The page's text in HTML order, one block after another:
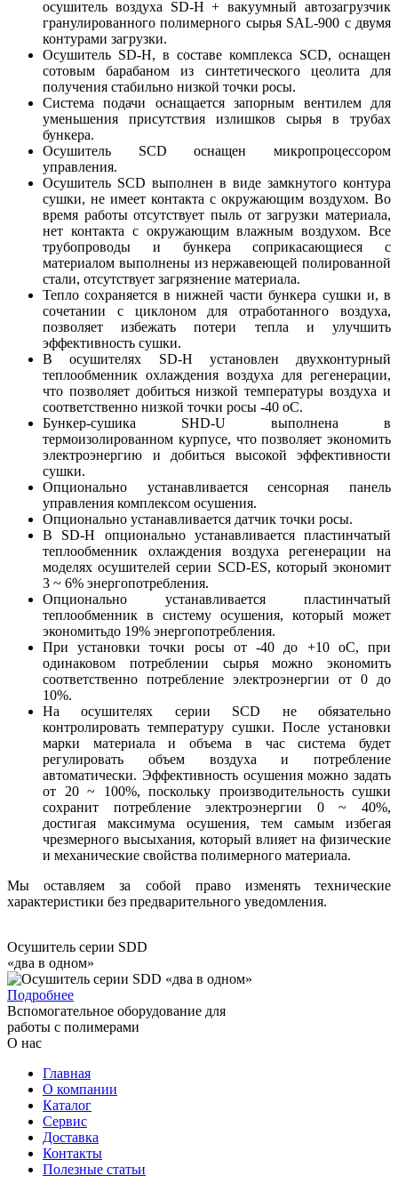
осушитель воздуха SD-H + вакуумный автозагрузчик
гранулированного полимерного сырья SAL-900 с двумя
контурами загрузки.
Осушитель SD-H, в составе комплекса SCD, оснащен
сотовым барабаном из синтетического цеолита для
получения стабильно низкой точки росы.
Система подачи оснащается запорным вентилем для
уменьшения присутствия излишков сырья в трубах
бункера.
Осушитель SCD оснащен микропроцессором
управления.
Осушитель SCD выполнен в виде замкнутого контура
сушки, не имеет контакта с окружающим воздухом. Во
время работы отсутствует пыль от загрузки материала,
нет контакта с окружающим влажным воздухом. Все
трубопроводы и бункера соприкасающиеся с
материалом выполнены из нержавеющей полированной
стали, отсутствует загрязнение материала.
Тепло сохраняется в нижней части бункера сушки и, в
сочетании с циклоном для отработанного воздуха,
позволяет избежать потери тепла и улучшить
эффективность сушки.
В осушителях SD-H установлен двухконтурный
теплообменник охлаждения воздуха для регенерации,
что позволяет добиться низкой температуры воздуха и
соответственно низкой точки росы -40 оС.
Бункер-сушика SHD-U выполнена в
термоизолированном курпусе, что позволяет экономить
электроэнергию и добиться высокой эффективности
сушки.
Опционально устанавливается сенсорная панель
управления комплексом осушения.
Опционально устанавливается датчик точки росы.
В SD-H опционально устанавливается пластинчатый
теплообменник охлаждения воздуха регенерации на
моделях осушителей серии SCD-ES, который экономит
3 ~ 6% энергопотребления.
Опционально устанавливается пластинчатый
теплообменник в систему осушения, который может
экономитьдо 19% энергопотребления.
При установки точки росы от -40 до +10 оС, при
одинаковом потреблении сырья можно экономить
соответственно потребление электроэнергии от 0 до
10%.
На осушителях серии SCD не обязательно
контролировать температуру сушки. После установки
марки материала и объема в час система будет
регулировать объем воздуха и потребление
автоматически. Эффективность осушения можно задать
от 20 ~ 100%, поскольку производительность сушки
сохранит потребление электроэнергии 0 ~ 40%,
достигая максимума осушения, тем самым избегая
чрезмерного высыхания, который влияет на физические
и механические свойства полимерного материала.
Мы оставляем за собой право изменять технические
характеристики без предварительного уведомления.
Осушитель серии SDD
«два в одном»
Подробнее
Вспомогательное оборудование для
работы с полимерами
О нас
Главная
О компании
Каталог
Сервис
Доставка
Контакты
Полезные статьи